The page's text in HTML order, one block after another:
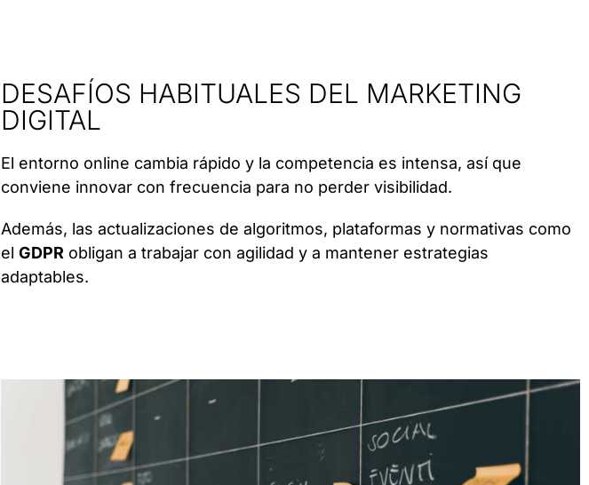
DESAFÍOS HABITUALES DEL MARKETING
DIGITAL
El entorno online cambia rápido y la competencia es intensa, así que
conviene innovar con frecuencia para no perder visibilidad.
Además, las actualizaciones de algoritmos, plataformas y normativas como
el GDPR obligan a trabajar con agilidad y a mantener estrategias
adaptables.